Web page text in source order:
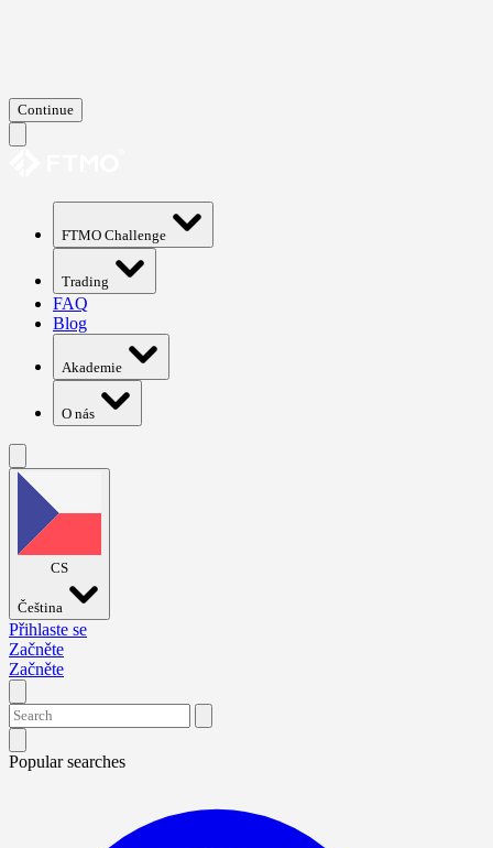
Continue
FTMO Challenge
Trading
FAQ
Blog
Akademie
O nás
CS
Čeština
Přihlaste se
Začněte
Začněte
Popular searches